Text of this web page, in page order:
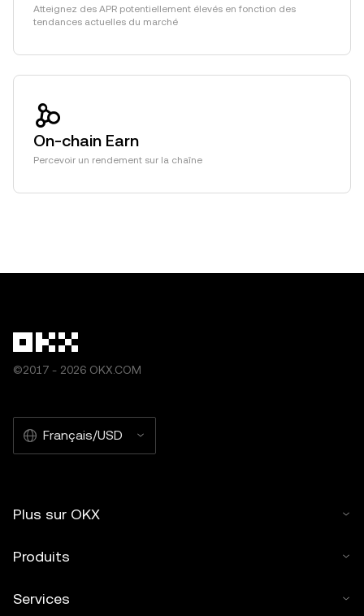
Atteignez des APR potentiellement élevés en fonction des
tendances actuelles du marché
On-chain Earn
Percevoir un rendement sur la chaîne
©2017 - 2026 OKX.COM
Français/USD
Plus sur OKX
Produits
Services